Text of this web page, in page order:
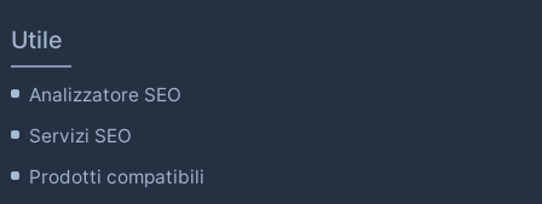
Utile
Analizzatore SEO
Servizi SEO
Prodotti compatibili